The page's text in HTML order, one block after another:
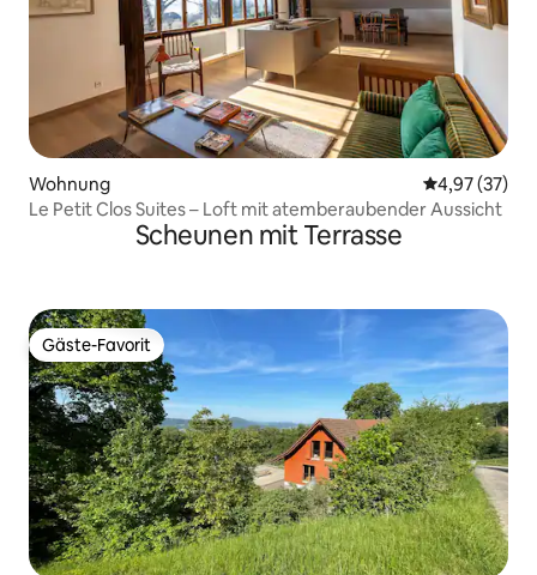
Wohnung
4,97 (37)
Le Petit Clos Suites – Loft mit atemberaubender Aussicht
Scheunen mit Terrasse
Gäste-Favorit
Gäste-Favorit